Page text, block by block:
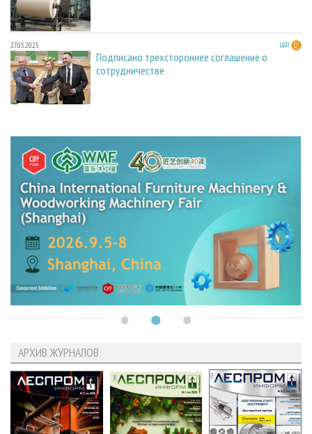
27.05.2025 ЦБП
Подписано трехстороннее соглашение о
сотрудничестве
АРХИВ ЖУРНАЛОВ